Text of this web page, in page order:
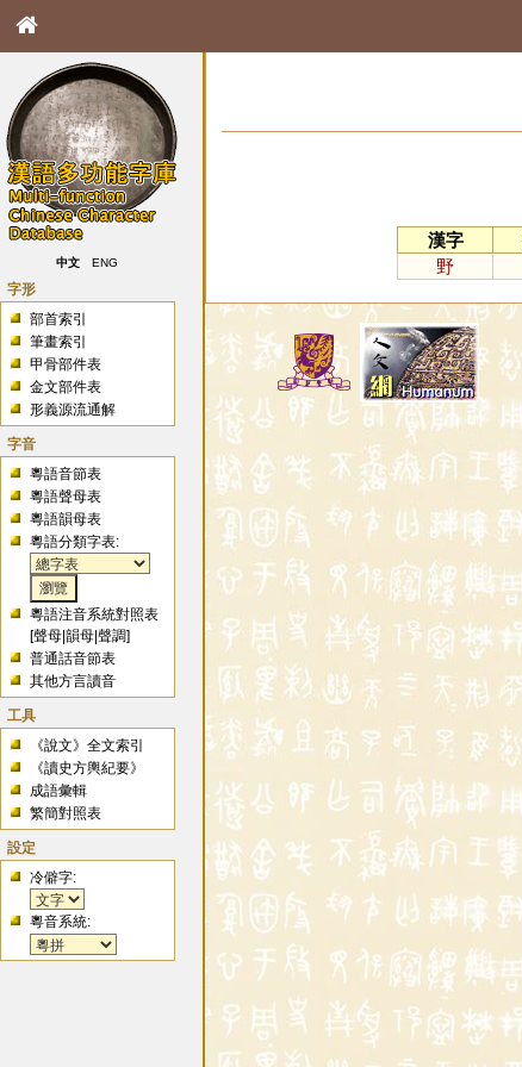
中文 ENG
字形
部首索引
筆畫索引
甲骨部件表
金文部件表
形義源流通解
字音
粵語音節表
粵語聲母表
粵語韻母表
粵語分類字表:
粵語注音系統對照表
[聲母 |韻母 |聲調]
普通話音節表
其他方言讀音
工具
《說文》全文索引
《讀史方輿紀要》
成語彙輯
繁簡對照表
設定
冷僻字:
粵音系統:
漢字
野